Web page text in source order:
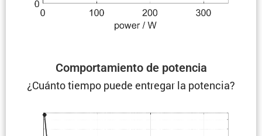
Compor­ta­miento de potencia
¿Cuánto tiempo puede entregar la potencia?